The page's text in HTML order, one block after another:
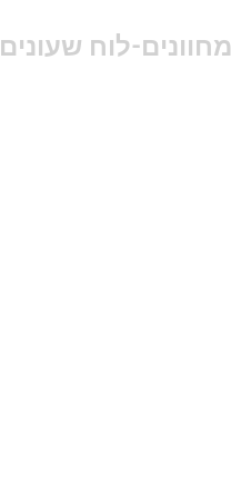
מחוונים-לוח שעונים